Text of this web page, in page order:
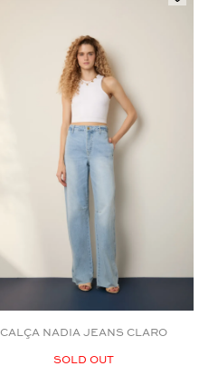
Selecione o
34
Aceito os termos e
CALÇA NADIA JEANS CLARO
SOLD OUT